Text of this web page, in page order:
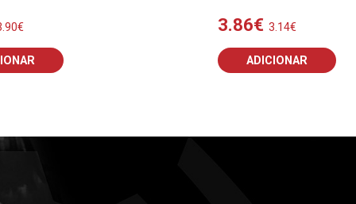
€ 3.86€ 3.14€
ADICIONAR